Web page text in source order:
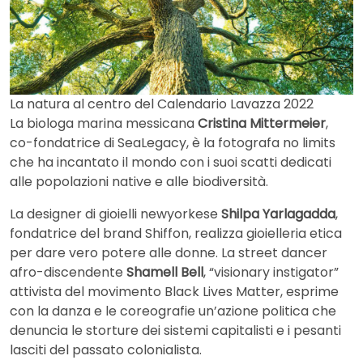
La natura al centro del Calendario Lavazza 2022
La biologa marina messicanaCristina Mittermeier,
co-fondatrice di SeaLegacy, è la fotografa no limits
che ha incantato il mondo con i suoi scatti dedicati
alle popolazioni native e alle biodiversità.
La designer di gioielli newyorkese Shilpa Yarlagadda,
fondatrice del brand Shiffon, realizza gioielleria etica
per dare vero potere alle donne. La street dancer
afro-discendente Shamell Bell, “visionary instigator”
attivista del movimento Black Lives Matter, esprime
con la danza e le coreografie un’azione politica che
denuncia le storture dei sistemi capitalisti e i pesanti
lasciti del passato colonialista.